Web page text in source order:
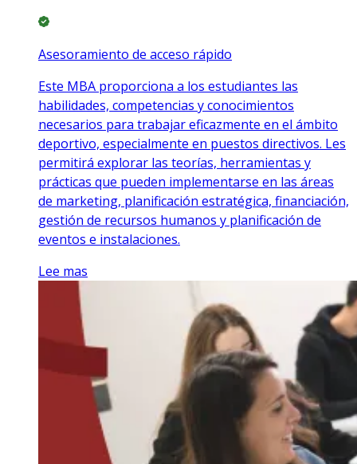
Asesoramiento de acceso rápido
Este MBA proporciona a los estudiantes las
habilidades, competencias y conocimientos
necesarios para trabajar eficazmente en el ámbito
deportivo, especialmente en puestos directivos. Les
permitirá explorar las teorías, herramientas y
prácticas que pueden implementarse en las áreas
de marketing, planificación estratégica, financiación,
gestión de recursos humanos y planificación de
eventos e instalaciones.
Lee mas